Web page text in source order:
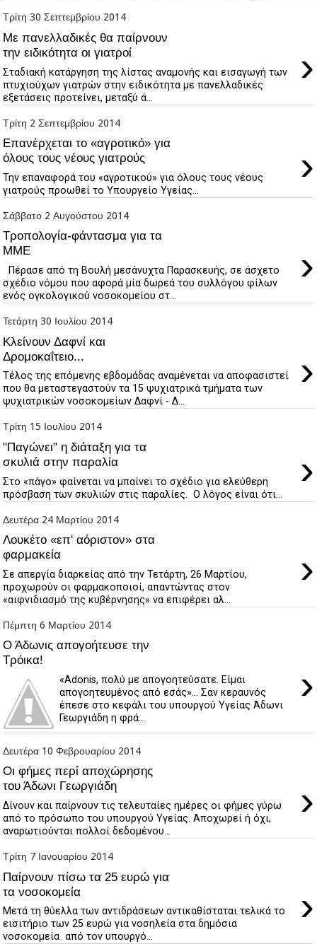
Τρίτη 30 Σεπτεμβρίου 2014
Με πανελλαδικές θα παίρνουν
την ειδικότητα οι γιατροί
›
Σταδιακή κατάργηση της λίστας αναμονής και εισαγωγή των
πτυχιούχων γιατρών στην ειδικότητα με πανελλαδικές
εξετάσεις προτείνει, μεταξύ ά...
Τρίτη 2 Σεπτεμβρίου 2014
Επανέρχεται το «αγροτικό» για
όλους τους νέους γιατρούς
›
Την επαναφορά του «αγροτικού» για όλους τους νέους
γιατρούς προωθεί το Υπουργείο Υγείας...
Σάββατο 2 Αυγούστου 2014
Τροπολογία-φάντασμα για τα
ΜΜΕ
›
Πέρασε από τη Βουλή μεσάνυχτα Παρασκευής, σε άσχετο
σχέδιο νόμου που αφορά μία δωρεά του συλλόγου φίλων
ενός ογκολογικού νοσοκομείου στ...
Τετάρτη 30 Ιουλίου 2014
Κλείνουν Δαφνί και
Δρομοκαΐτειο...
›
Τέλος της επόμενης εβδομάδας αναμένεται να αποφασιστεί
που θα μεταστεγαστούν τα 15 ψυχιατρικά τμήματα των
ψυχιατρικών νοσοκομείων Δαφνί - Δ...
Τρίτη 15 Ιουλίου 2014
"Παγώνει" η διάταξη για τα
σκυλιά στην παραλία
›
Στο «πάγο» φαίνεται να μπαίνει το σχέδιο για ελεύθερη
πρόσβαση των σκυλιών στις παραλίες. Ο λόγος είναι ότι...
Δευτέρα 24 Μαρτίου 2014
Λουκέτο «επ' αόριστον» στα
φαρμακεία
›
Σε απεργία διαρκείας από την Τετάρτη, 26 Μαρτίου,
προχωρούν οι φαρμακοποιοί, απαντώντας στον
«αιφνιδιασμό της κυβέρνησης» να επιφέρει αλ...
Πέμπτη 6 Μαρτίου 2014
Ο Άδωνις απογοήτευσε την
Τρόικα!
›
«Αdonis, πολύ με απογοητεύσατε. Είμαι
απογοητευμένος από εσάς»... Σαν κεραυνός
έπεσε στο κεφάλι του υπουργού Υγείας Άδωνι
Γεωργιάδη η φρά...
Δευτέρα 10 Φεβρουαρίου 2014
Οι φήμες περί αποχώρησης
του Άδωνι Γεωργιάδη
›
Δίνουν και παίρνουν τις τελευταίες ημέρες οι φήμες γύρω
από το πρόσωπο του υπουργού Υγείας. Αποχωρεί ή όχι,
αναρωτιούνται πολλοί δεδομένου...
Τρίτη 7 Ιανουαρίου 2014
Παίρνουν πίσω τα 25 ευρώ για
τα νοσοκομεία
›
Μετά τη θύελλα των αντιδράσεων αντικαθίσταται τελικά το
εισιτήριο των 25 ευρώ για νοσηλεία στα δημόσια
νοσοκομεία από τον υπουργό...